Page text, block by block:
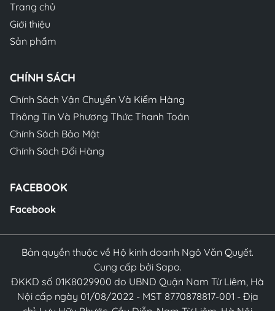
Trang chủ
Giới thiệu
Sản phẩm
CHÍNH SÁCH
Chính Sách Vận Chuyển Và Kiểm Hàng
Thông Tin Và Phương Thức Thanh Toán
Chính Sách Bảo Mật
Chính Sách Đổi Hàng
FACEBOOK
Facebook
Bản quyền thuộc về Hộ kinh doanh Ngô Văn Quyết.
Cung cấp bởi Sapo.
ĐKKD số 01K8029900 do UBND Quận Nam Từ Liêm, Hà
Nội cấp ngày 01/08/2022 - MST 8770878817-001 - Địa